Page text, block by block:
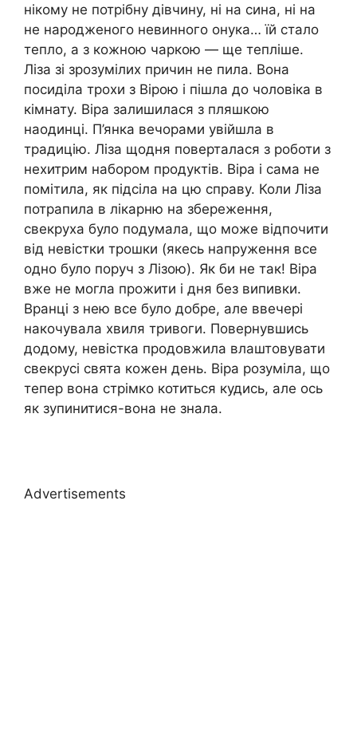
нікому не потрібну дівчину, ні на сина, ні на
не народженого невинного онука… їй стало
тепло, а з кожною чаркою — ще тепліше.
Ліза зі зрозумілих причин не пила. Вона
посиділа трохи з Вірою і пішла до чоловіка в
кімнату. Віра залишилася з пляшкою
наодинці. П’янка вечорами увійшла в
традицію. Ліза щодня поверталася з роботи з
нехитрим набором продуктів. Віра і сама не
помітила, як підсіла на цю справу. Коли Ліза
потрапила в лікарню на збереження,
свекруха було подумала, що може відпочити
від невістки трошки (якесь напруження все
одно було поруч з Лізою). Як би не так! Віра
вже не могла прожити і дня без випивки.
Вранці з нею все було добре, але ввечері
накочувала хвиля тривоги. Повернувшись
додому, невістка продовжила влаштовувати
свекрусі свята кожен день. Віра розуміла, що
тепер вона стрімко котиться кудись, але ось
як зупинитися-вона не знала.
Advertisements